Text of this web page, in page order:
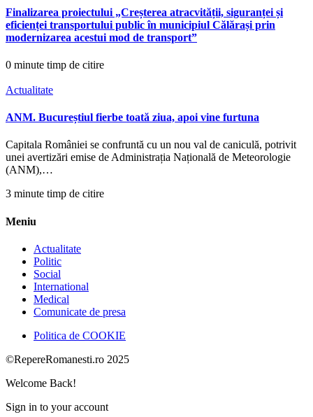
Finalizarea proiectului „Creșterea atracvității, siguranței și
eficienței transportului public în municipiul Călărași prin
modernizarea acestui mod de transport”
0 minute timp de citire
Actualitate
ANM. Bucureștiul fierbe toată ziua, apoi vine furtuna
Capitala României se confruntă cu un nou val de caniculă, potrivit
unei avertizări emise de Administrația Națională de Meteorologie
(ANM),…
3 minute timp de citire
Meniu
Actualitate
Politic
Social
International
Medical
Comunicate de presa
Politica de COOKIE
©RepereRomanesti.ro 2025
Welcome Back!
Sign in to your account